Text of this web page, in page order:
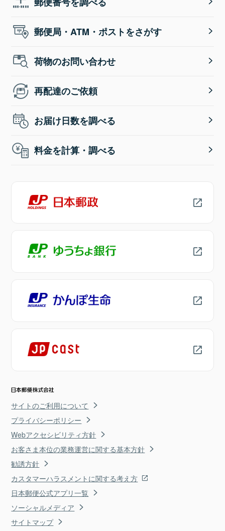
郵便局・ATM・ポストをさがす
荷物のお問い合わせ
再配達のご依頼
お届け日数を調べる
料金を計算・調べる
サイトのご利用について
プライバシーポリシー
Webアクセシビリティ方針
お客さま本位の業務運営に関する基本方針
勧誘方針
カスタマーハラスメントに関する考え方
日本郵便公式アプリ一覧
ソーシャルメディア
サイトマップ